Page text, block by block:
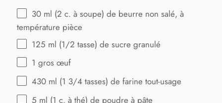
30 ml (2 c. à soupe) de beurre non salé, à
température pièce
125 ml (1/2 tasse) de sucre granulé
1 gros œuf
430 ml (1 3/4 tasses) de farine tout-usage
5 ml (1 c. à thé) de poudre à pâte